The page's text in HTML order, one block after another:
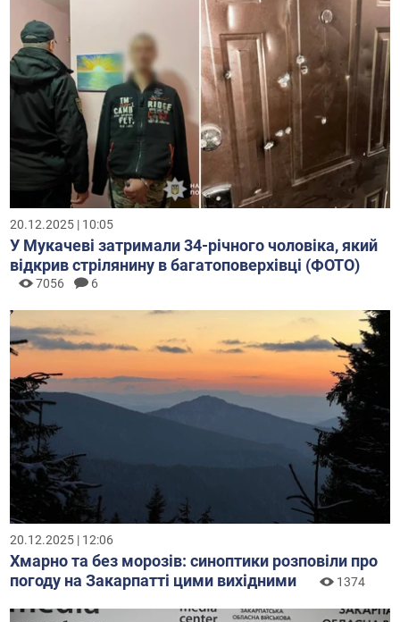
20.12.2025 | 10:05
У Мукачеві затримали 34-річного чоловіка, який
відкрив стрілянину в багатоповерхівці (ФОТО)
7056 6
20.12.2025 | 12:06
Хмарно та без морозів: синоптики розповіли про
погоду на Закарпатті цими вихідними
1374